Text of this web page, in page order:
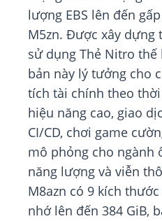
lượng EBS lên đến
M5zn. Được xây dựng
sử dụng Thẻ Nitro thế
bản này lý tưởng cho
tích tài chính theo
hiệu năng cao, giao
CI/CD, chơi game
mô phỏng cho ngành
năng lượng và viễn
M8azn có 9 kích
nhớ lên đến 384 GiB,